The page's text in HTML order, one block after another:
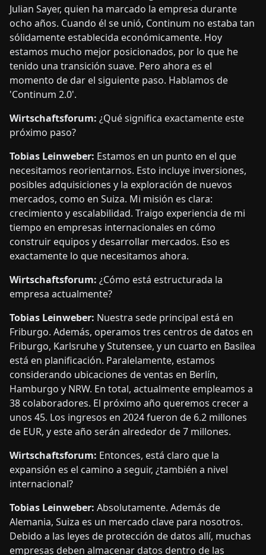
Julian Sayer, quien ha marcado la empresa durante
ocho años. Cuando él se unió, Continum no estaba tan
sólidamente establecida económicamente. Hoy
estamos mucho mejor posicionados, por lo que he
tenido una transición suave. Pero ahora es el
momento de dar el siguiente paso. Hablamos de
'Continum 2.0'.
Wirtschaftsforum: ¿Qué significa exactamente este
próximo paso?
Tobias Leinweber: Estamos en un punto en el que
necesitamos reorientarnos. Esto incluye inversiones,
posibles adquisiciones y la exploración de nuevos
mercados, como en Suiza. Mi misión es clara:
crecimiento y escalabilidad. Traigo experiencia de mi
tiempo en empresas internacionales en cómo
construir equipos y desarrollar mercados. Eso es
exactamente lo que necesitamos ahora.
Wirtschaftsforum: ¿Cómo está estructurada la
empresa actualmente?
Tobias Leinweber: Nuestra sede principal está en
Friburgo. Además, operamos tres centros de datos en
Friburgo, Karlsruhe y Stutensee, y un cuarto en Basilea
está en planificación. Paralelamente, estamos
considerando ubicaciones de ventas en Berlín,
Hamburgo y NRW. En total, actualmente empleamos a
38 colaboradores. El próximo año queremos crecer a
unos 45. Los ingresos en 2024 fueron de 6.2 millones
de EUR, y este año serán alrededor de 7 millones.
Wirtschaftsforum: Entonces, está claro que la
expansión es el camino a seguir, ¿también a nivel
internacional?
Tobias Leinweber: Absolutamente. Además de
Alemania, Suiza es un mercado clave para nosotros.
Debido a las leyes de protección de datos allí, muchas
empresas deben almacenar datos dentro de las